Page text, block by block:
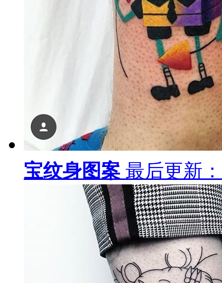
宝纹身图案 最后更新